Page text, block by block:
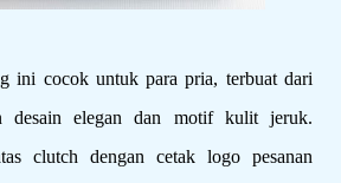
ini cocok untuk para pria, terbuat dari
desain elegan dan motif kulit jeruk.
clutch dengan cetak logo pesanan